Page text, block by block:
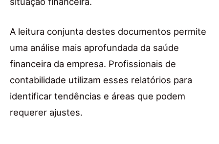
A leitura conjunta destes documentos permite
uma análise mais aprofundada da saúde
financeira da empresa. Profissionais de
contabilidade utilizam esses relatórios para
identificar tendências e áreas que podem
requerer ajustes.